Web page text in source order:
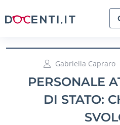
Gabriella Capraro
PERSONALE
DI STATO: